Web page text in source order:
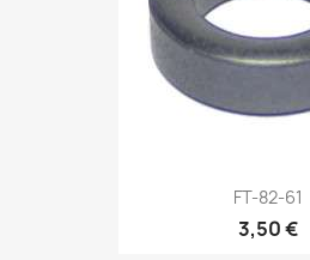
FT-82-61
3,50 €